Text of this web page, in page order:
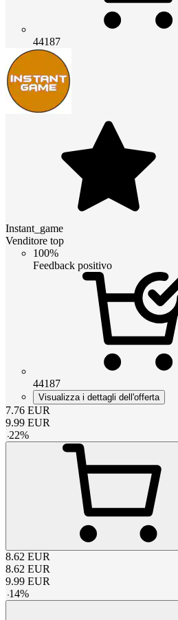
44187
Instant_game
Venditore top
100%
Feedback positivo
44187
Visualizza i dettagli dell'offerta
7.76 EUR
9.99 EUR
-22%
8.62 EUR
8.62 EUR
9.99 EUR
-14%